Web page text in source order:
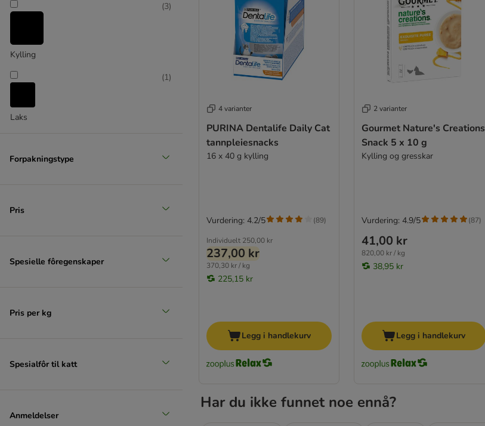
Primacat
Rosie's Farm
Sheba
Trixie
Kylling
(3)
Laks
(1)
Forpakningstype
Pris
Spesielle fôregenskaper
Pris per kg
Spesialfôr til katt
Anmeldelser
4 varianter
PURINA Dentalife Daily Cat
tannpleiesnacks
16 x 40 g kylling
Individuelt 250,00 kr
237,00 kr
370,30 kr / kg
225,15 kr
Vurdering: 4.2/5 (89)
Legg i handlekurv
2 varianter
Gourmet Nature's Creations
Snack 5 x 10 g
Kylling og gresskar
41,00 kr
820,00 kr / kg
38,95 kr
Vurdering: 4.9/5 (87)
Legg i handlekurv
Har du ikke funnet noe ennå?